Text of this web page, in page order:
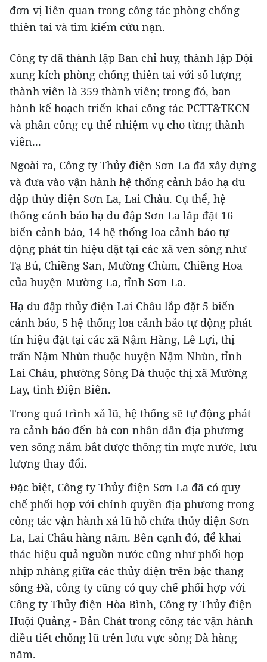
đơn vị liên quan trong công tác phòng chống
thiên tai và tìm kiếm cứu nạn.
Công ty đã thành lập Ban chỉ huy, thành lập Đội
xung kích phòng chống thiên tai với số lượng
thành viên là 359 thành viên; trong đó, ban
hành kế hoạch triển khai công tác PCTT&TKCN
và phân công cụ thể nhiệm vụ cho từng thành
viên...
Ngoài ra, Công ty Thủy điện Sơn La đã xây dựng
và đưa vào vận hành hệ thống cảnh báo hạ du
đập thủy điện Sơn La, Lai Châu. Cụ thể, hệ
thống cảnh báo hạ du đập Sơn La lắp đặt 16
biển cảnh báo, 14 hệ thống loa cảnh báo tự
động phát tín hiệu đặt tại các xã ven sông như
Tạ Bú, Chiềng San, Mường Chùm, Chiềng Hoa
của huyện Mường La, tỉnh Sơn La.
Hạ du đập thủy điện Lai Châu lắp đặt 5 biển
cảnh báo, 5 hệ thống loa cảnh bảo tự động phát
tín hiệu đặt tại các xã Nậm Hàng, Lê Lợi, thị
trấn Nậm Nhùn thuộc huyện Nậm Nhùn, tỉnh
Lai Châu, phường Sông Đà thuộc thị xã Mường
Lay, tỉnh Điện Biên.
Trong quá trình xả lũ, hệ thống sẽ tự động phát
ra cảnh báo đến bà con nhân dân địa phương
ven sông nắm bắt được thông tin mực nước, lưu
lượng thay đổi.
Đặc biệt, Công ty Thủy điện Sơn La đã có quy
chế phối hợp với chính quyền địa phương trong
công tác vận hành xả lũ hồ chứa thủy điện Sơn
La, Lai Châu hàng năm. Bên cạnh đó, để khai
thác hiệu quả nguồn nước cũng như phối hợp
nhịp nhàng giữa các thủy điện trên bậc thang
sông Đà, công ty cũng có quy chế phối hợp với
Công ty Thủy điện Hòa Bình, Công ty Thủy điện
Huội Quảng - Bản Chát trong công tác vận hành
điều tiết chống lũ trên lưu vực sông Đà hàng
năm.